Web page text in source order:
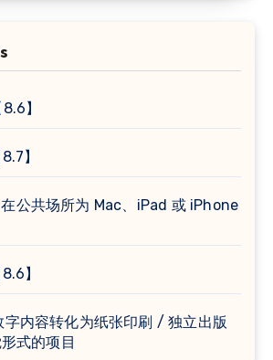
】
】
公共场所为 Mac、iPad 或 iPhone
】
内容转化为纸张印刷 / 独立出版
式的项目